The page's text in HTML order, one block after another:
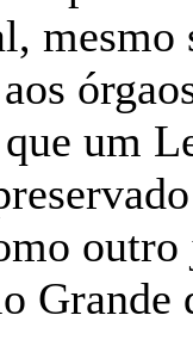
mesmo
um
outro
Grande